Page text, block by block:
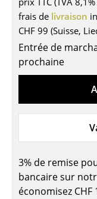
Tables
Tables de repas
Tables d’appoint
Bureaux &
Tables de
Tables hautes
frais de livraison
CHF 99 (Suisse,
Entrée de
prochaine
3% de remise
bancaire sur
économisez CHF